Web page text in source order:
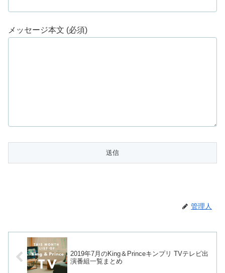
メッセージ本文 (必須)
管理人
2019年7月のKing＆Princeキンプリ TVテレビ出
演番組一覧まとめ